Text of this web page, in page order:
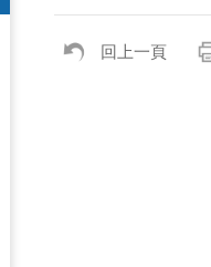
回上一頁